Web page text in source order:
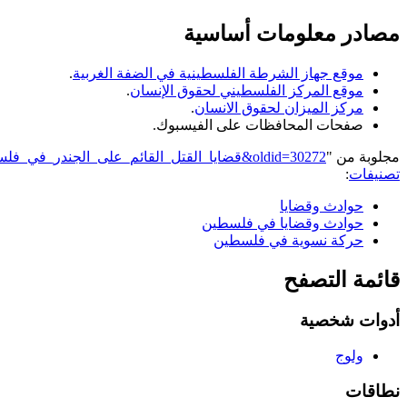
مصادر معلومات أساسية
موقع جهاز الشرطة الفلسطينية في الضفة الغربية.
موقع المركز الفلسطيني لحقوق الإنسان.
مركز الميزان لحقوق الانسان.
صفحات المحافظات على الفيسبوك.
مجلوبة من "https://genderiyya.xyz/mw/index.php?title=قضايا_القتل_القائم_على_الجندر_في_فلسطين&oldid=30272
تصنيفات:
حوادث وقضايا
حوادث وقضايا في فلسطين
حركة نسوية في فلسطين
قائمة التصفح
أدوات شخصية
ولوج
نطاقات